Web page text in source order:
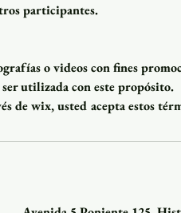
participantes.
o videos con fines
utilizada con este propósito.
de wix, usted acepta estos